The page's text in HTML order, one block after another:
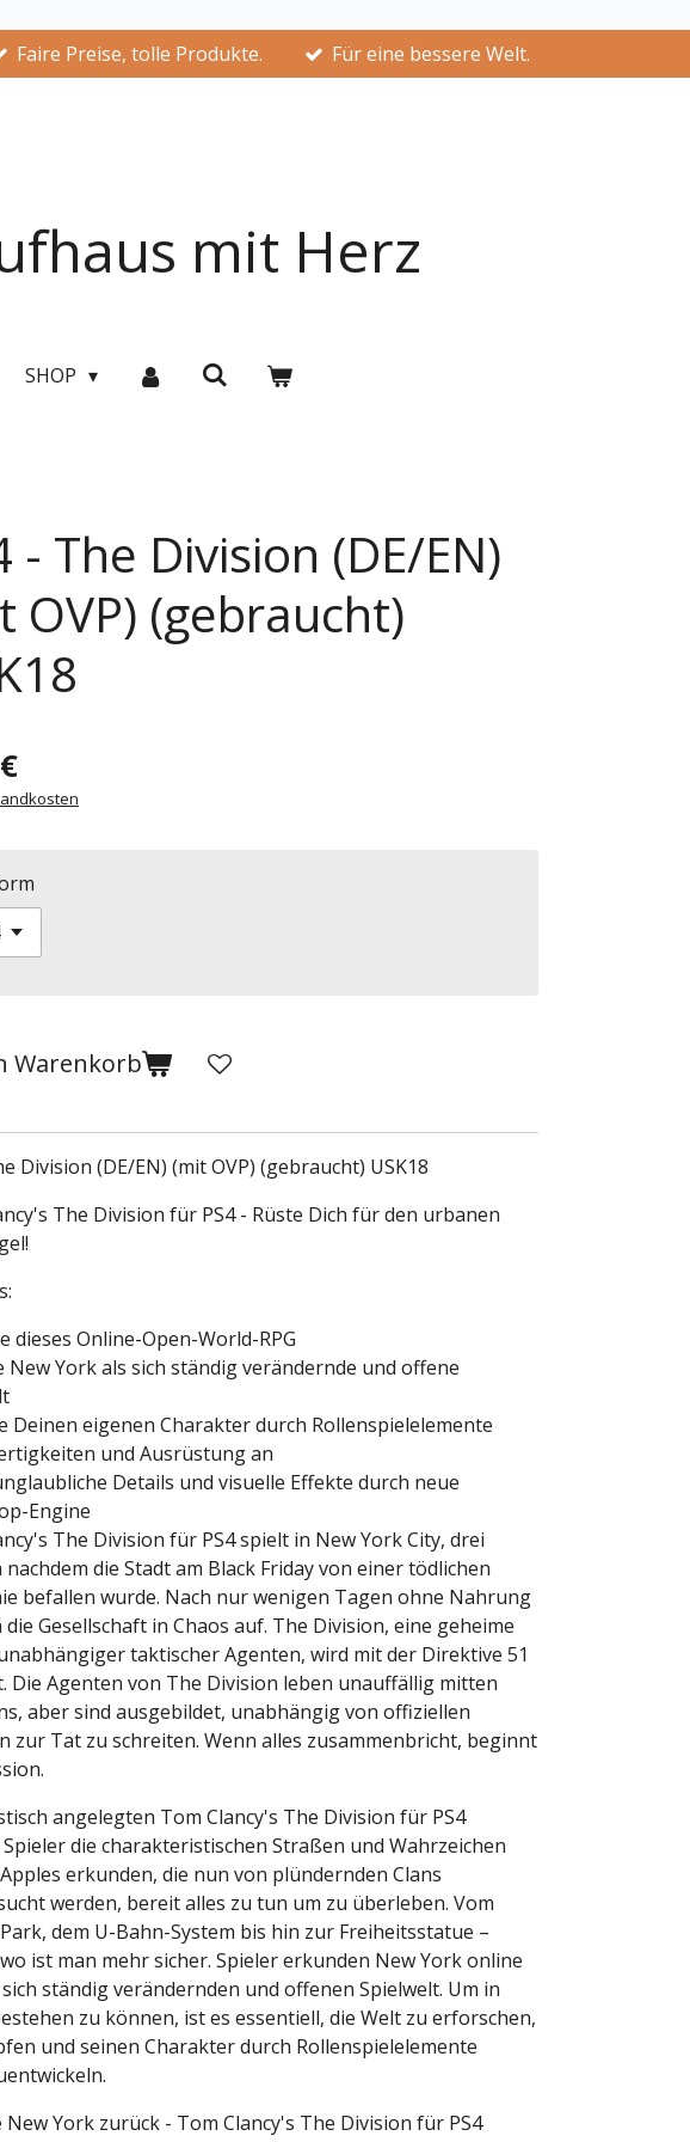
Faire Preise, tolle Produkte. Für eine bessere Welt.
mit Herz
SHOP
- The Division (DE/EN)
OVP) (gebraucht)
Warenkorb
Division (DE/EN) (mit OVP) (gebraucht) USK18
The Division für PS4 - Rüste Dich für den urbanen
dieses Online-Open-World-RPG
New York als sich ständig verändernde und offene
Deinen eigenen Charakter durch Rollenspielelemente
und Ausrüstung an
Details und visuelle Effekte durch neue
Engine
The Division für PS4 spielt in New York City, drei
nachdem die Stadt am Black Friday von einer tödlichen
befallen wurde. Nach nur wenigen Tagen ohne Nahrung
die Gesellschaft in Chaos auf. The Division, eine geheime
taktischer Agenten, wird mit der Direktive 51
Die Agenten von The Division leben unauffällig mitten
aber sind ausgebildet, unabhängig von offiziellen
zur Tat zu schreiten. Wenn alles zusammenbricht, beginnt
angelegten Tom Clancy's The Division für PS4
die charakteristischen Straßen und Wahrzeichen
erkunden, die nun von plündernden Clans
werden, bereit alles zu tun um zu überleben. Vom
dem U-Bahn-System bis hin zur Freiheitsstatue –
ist man mehr sicher. Spieler erkunden New York online
ständig verändernden und offenen Spielwelt. Um in
zu können, ist es essentiell, die Welt zu erforschen,
und seinen Charakter durch Rollenspielelemente
New York zurück - Tom Clancy's The Division für PS4